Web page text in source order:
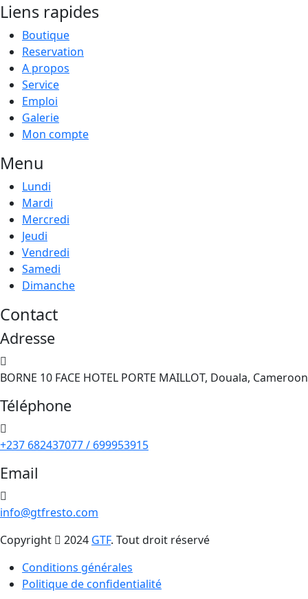
Liens rapides
Boutique
Reservation
A propos
Service
Emploi
Galerie
Mon compte
Menu
Lundi
Mardi
Mercredi
Jeudi
Vendredi
Samedi
Dimanche
Contact
Adresse
BORNE 10 FACE HOTEL PORTE MAILLOT, Douala, Cameroon
Téléphone
+237 682437077 / 699953915
Email
info@gtfresto.com
Copyright
2024 GTF. Tout droit réservé
Conditions générales
Politique de confidentialité